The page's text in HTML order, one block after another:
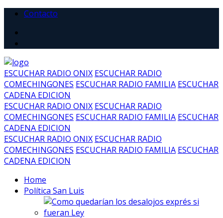
Contacto
ESCUCHAR RADIO ONIX ESCUCHAR RADIO
COMECHINGONES ESCUCHAR RADIO FAMILIA ESCUCHAR
CADENA EDICION
ESCUCHAR RADIO ONIX ESCUCHAR RADIO
COMECHINGONES ESCUCHAR RADIO FAMILIA ESCUCHAR
CADENA EDICION
ESCUCHAR RADIO ONIX ESCUCHAR RADIO
COMECHINGONES ESCUCHAR RADIO FAMILIA ESCUCHAR
CADENA EDICION
Home
Política San Luis